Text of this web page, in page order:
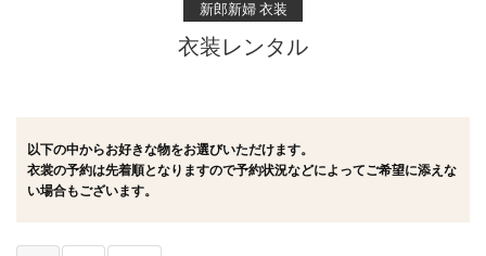
新郎新婦 衣装
衣装レンタル
以下の中からお好きな物をお選びいただけます。
衣裳の予約は先着順となりますので予約状況などによってご希望に添えな
い場合もございます。